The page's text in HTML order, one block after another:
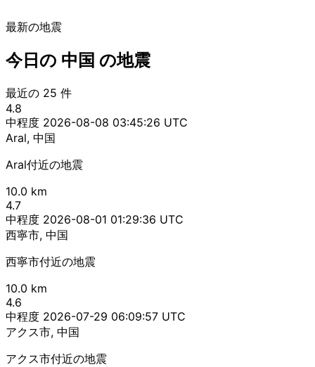
最新の地震
今日の 中国 の地震
最近の 25 件
4.8
中程度 2026-08-08 03:45:26 UTC
Aral, 中国
Aral付近の地震
10.0 km
4.7
中程度 2026-08-01 01:29:36 UTC
西寧市, 中国
西寧市付近の地震
10.0 km
4.6
中程度 2026-07-29 06:09:57 UTC
アクス市, 中国
アクス市付近の地震